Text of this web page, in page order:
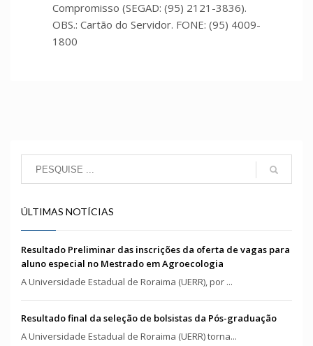
Compromisso (SEGAD: (95) 2121-3836).
OBS.: Cartão do Servidor. FONE: (95) 4009-
1800
ÚLTIMAS NOTÍCIAS
Resultado Preliminar das inscrições da oferta de vagas para
aluno especial no Mestrado em Agroecologia
A Universidade Estadual de Roraima (UERR), por ...
Resultado final da seleção de bolsistas da Pós-graduação
A Universidade Estadual de Roraima (UERR) torna...